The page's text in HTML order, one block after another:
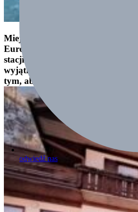
odwiedź nas
Miejscem naszego pobytu był
Europa**** położony niemalże
stacji wyciągu w miasteczku
wyjątkowo gościnny, któremu
tym, aby goście czuli się dobrze.